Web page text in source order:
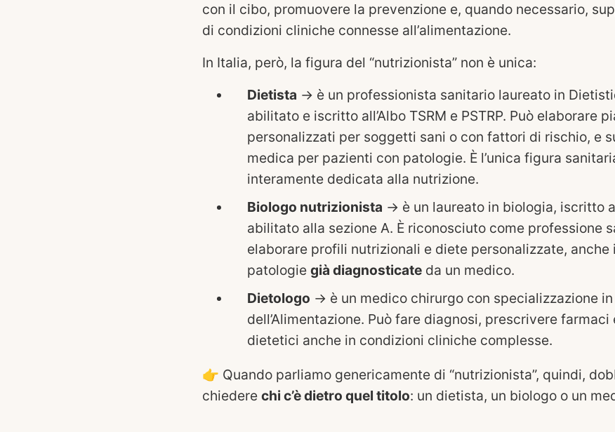
con il cibo, promuovere la prevenzione e, quando necessario,
di condizioni cliniche connesse all’alimentazione.
In Italia, però, la figura del “nutrizionista” non è unica:
Dietista → è un professionista sanitario laureato in
abilitato e iscritto all’Albo TSRM e PSTRP. Può elaborare
personalizzati per soggetti sani o con fattori di rischio, e
medica per pazienti con patologie. È l’unica figura
interamente dedicata alla nutrizione.
Biologo nutrizionista → è un laureato in biologia, iscritto
abilitato alla sezione A. È riconosciuto come professione
elaborare profili nutrizionali e diete personalizzate, anche
patologie già diagnosticate da un medico.
Dietologo → è un medico chirurgo con specializzazione
dell’Alimentazione. Può fare diagnosi, prescrivere
dietetici anche in condizioni cliniche complesse.
👉 Quando parliamo genericamente di “nutrizionista”, quindi,
chiedere chi c’è dietro quel titolo: un dietista, un biologo o un